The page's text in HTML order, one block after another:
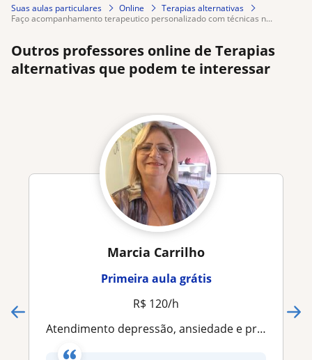
Suas aulas particulares Online
Terapias alternativas
faço acompanhamento terapeutico personalizado com técnicas n...
Outros professores online de Terapias
alternativas que podem te interessar
Marcia Carrilho
Primeira aula grátis
R$ 120/h
Atendimento depressão, ansiedade e problemas conjugais